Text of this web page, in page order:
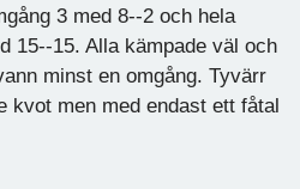
3 med 8--2 och hela
15--15. Alla kämpade väl och
minst en omgång. Tyvärr
kvot men med endast ett fåtal